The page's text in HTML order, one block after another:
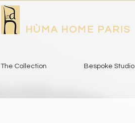
HÙMA HOME PARIS
The Collection Bespoke Studio